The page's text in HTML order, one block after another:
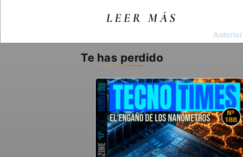
LEER MÁS
Anterior
Te has perdido